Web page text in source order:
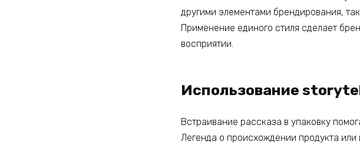
другими элементами брендирования,
Применение единого стиля сделает
восприятии.
Использование
Встраивание рассказа в упаковку
Легенда о происхождении продукта